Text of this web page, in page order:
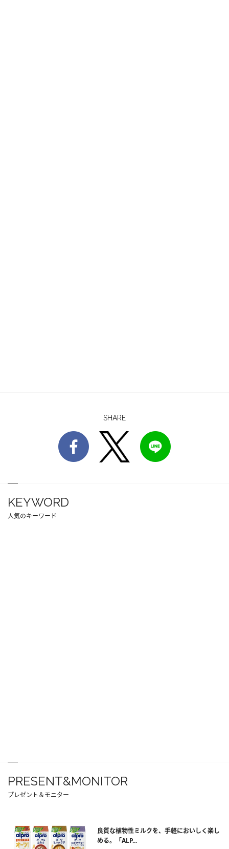
SHARE
KEYWORD
人気のキーワード
PRESENT&MONITOR
プレゼント＆モニター
良質な植物性ミルクを、手軽においしく楽し
める。「ALP...